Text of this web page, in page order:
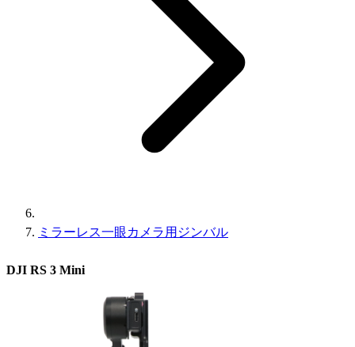
ミラーレス一眼カメラ用ジンバル
DJI RS 3 Mini